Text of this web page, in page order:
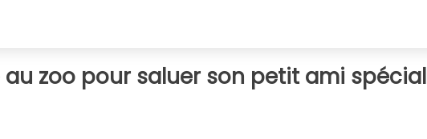
zoo pour saluer son petit ami spécial